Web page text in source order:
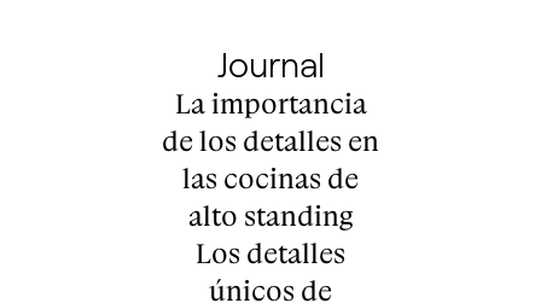
Journal
La importancia
de los detalles en
las cocinas de
alto standing
Los detalles
únicos de